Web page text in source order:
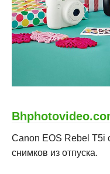
Canon EOS Rebel T5i
снимков из отпуска.